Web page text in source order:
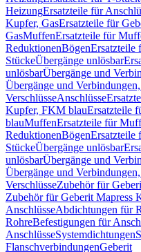
HeizungErsatzteile für
Kupfer, GasErsatzteile für
GasMuffenErsatzteile für
ReduktionenBögenErsatzteile
StückeÜbergänge unlösbar
unlösbarÜbergänge und
Übergänge und
VerschlüsseAnschlüsse
Kupfer, FKM blauErsatzteile
blauMuffenErsatzteile für
ReduktionenBögenErsatzteile
StückeÜbergänge unlösbar
unlösbarÜbergänge und
Übergänge und
VerschlüsseZubehör für
Zubehör für Geberit Mapress
AnschlüsseAbdichtungen für
RohreBefestigungen für
AnschlüsseSystemdichtungen
FlanschverbindungenGeberit